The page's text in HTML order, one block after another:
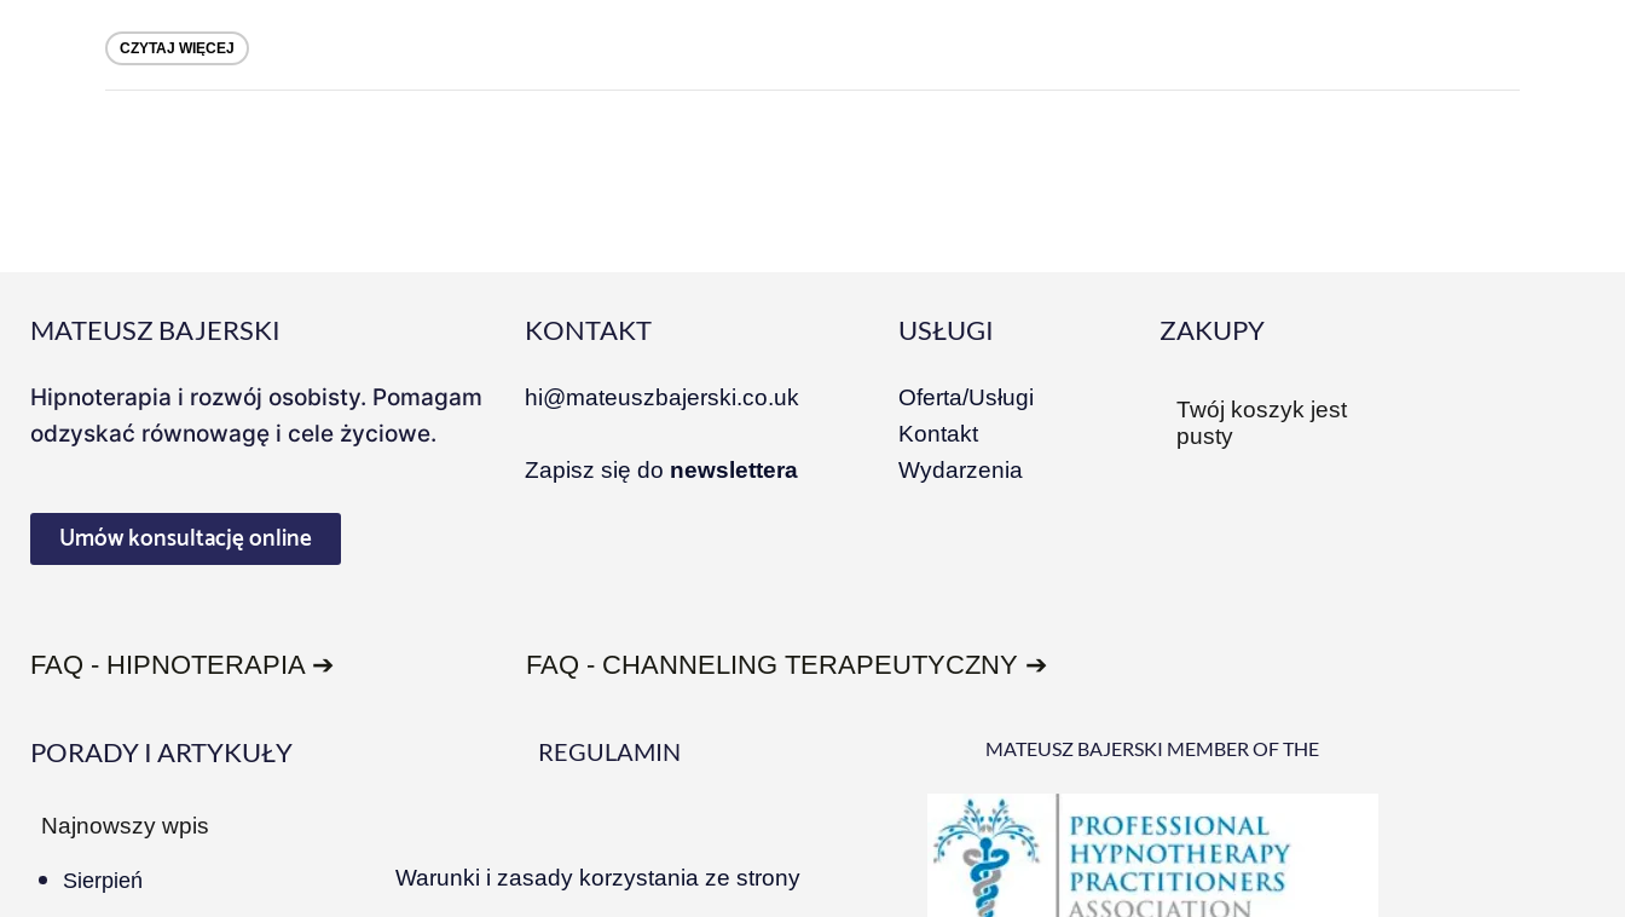
CZYTAJ WIĘCEJ
MATEUSZ BAJERSKI
Hipnoterapia i rozwój osobisty. Pomagam
odzyskać równowagę i cele życiowe.
Umów konsultację online
KONTAKT
hi@mateuszbajerski.co.uk
Zapisz się do newslettera
USŁUGI
Oferta/Usługi
Kontakt
Wydarzenia
ZAKUPY
Twój koszyk jest
pusty
FAQ - HIPNOTERAPIA ➔ FAQ - CHANNELING TERAPEUTYCZNY ➔
PORADY I ARTYKUŁY
Najnowszy wpis
Sierpień
REGULAMIN
Warunki i zasady korzystania ze strony
MATEUSZ BAJERSKI MEMBER OF THE